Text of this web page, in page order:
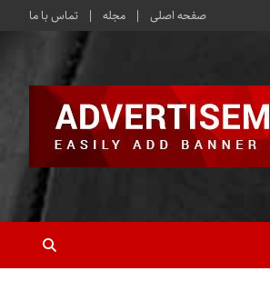
صفحه اصلی مجله تماس با ما